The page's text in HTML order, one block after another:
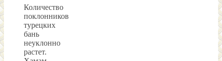
Количество
поклонников
турецких
бань
неуклонно
растет.